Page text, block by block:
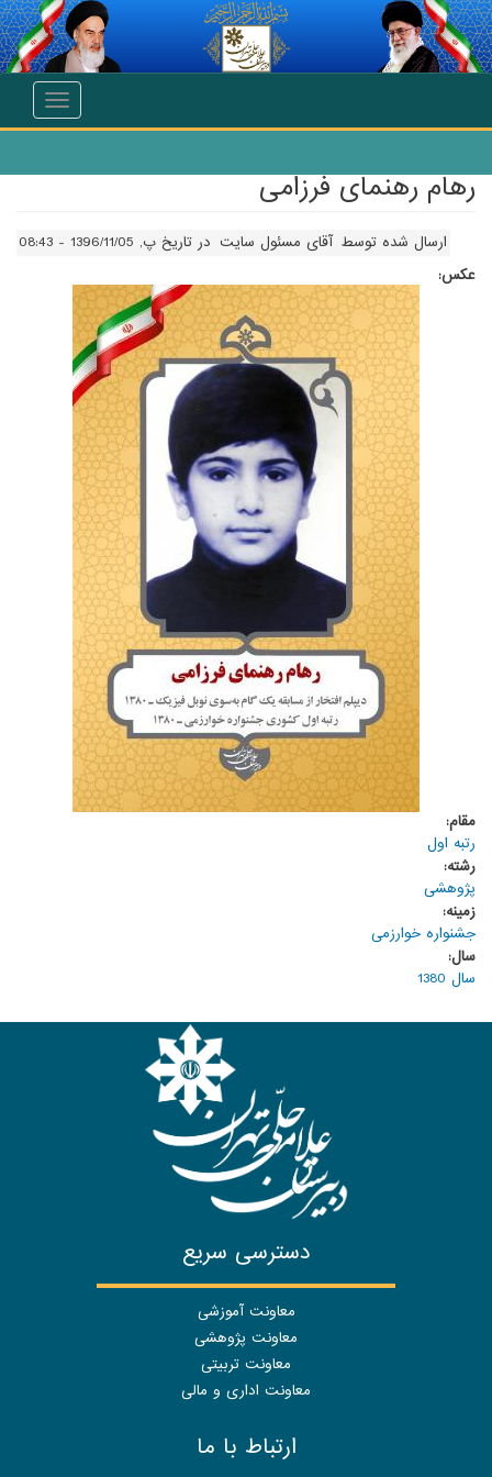
انتقال به محتوای اصلی
Toggle
رهام رهنمای فرزامی
ارسال شده توسط آقای مسئول سایت در تاریخ پ, 1396/11/05 - 08:43
عکس:
مقام:
رتبه اول
رشته:
پژوهشی
زمینه:
جشنواره خوارزمی
سال:
سال 1380
دسترسی سریع
معاونت آموزشی
معاونت پژوهشی
معاونت تربیتی
معاونت اداری و مالی
ارتباط با ما